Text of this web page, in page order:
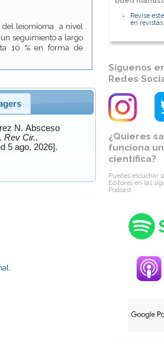
Revise
en
Síguenos
Redes
¿Quieres
funciona
científica?
Puedes escuchar
Editores en las
Podcast
del leiomioma a nivel
seguimiento a largo
10 % en forma de
N. Absceso
Rev Cir..
[Accessed 5 ago. 2026].
.